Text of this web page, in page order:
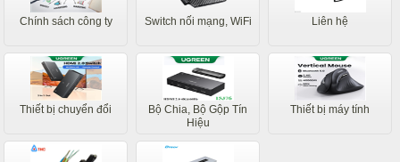
Chính sách công ty Switch nối mạng, WiFi Liên hệ
Thiết bị chuyển đổi
Bộ Chia, Bộ Gộp Tín
Hiệu
Thiết bị máy tính